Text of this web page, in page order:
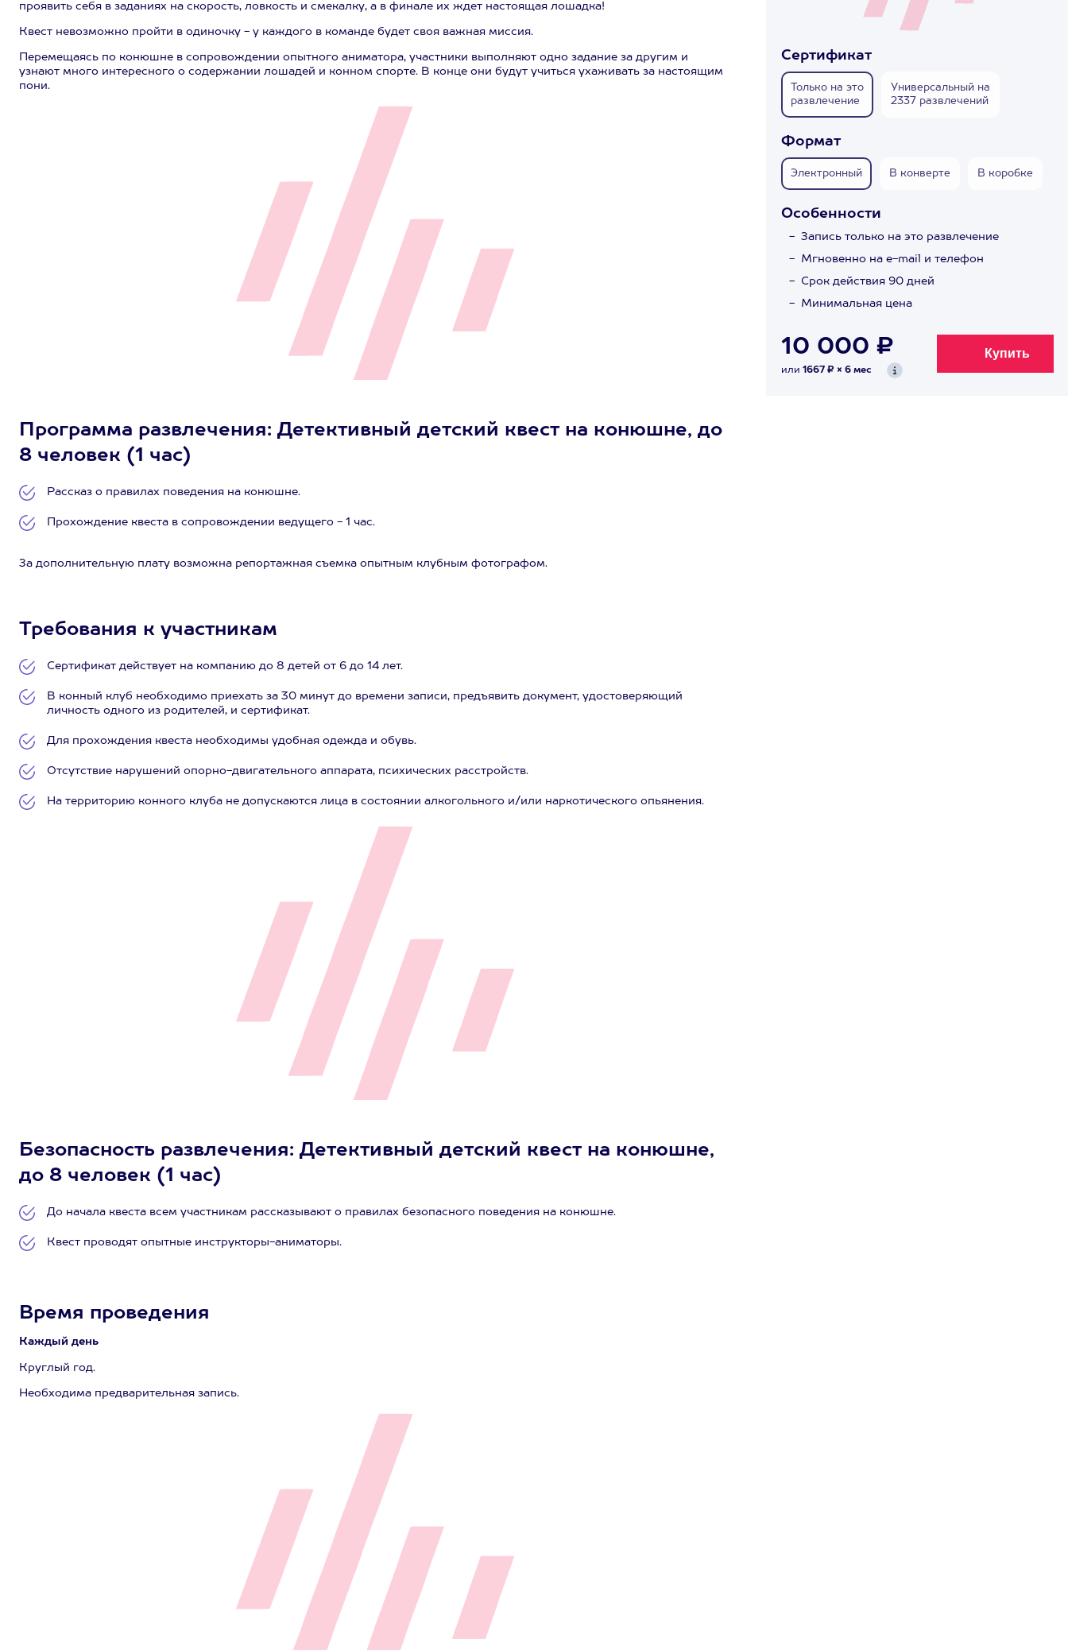
проявить себя в заданиях на скорость, ловкость и смекалку, а в финале их ждет настоящая лошадка!
Квест невозможно пройти в одиночку - у каждого в команде будет своя важная миссия.
Перемещаясь по конюшне в сопровождении опытного аниматора, участники выполняют одно задание за другим и
узнают много интересного о содержании лошадей и конном спорте. В конце они будут учиться ухаживать за настоящим
пони.
Программа развлечения: Детективный детский квест на конюшне, до
8 человек (1 час)
Рассказ о правилах поведения на конюшне.
Прохождение квеста в сопровождении ведущего - 1 час.
За дополнительную плату возможна репортажная съемка опытным клубным фотографом.
Требования к участникам
Сертификат действует на компанию до 8 детей от 6 до 14 лет.
В конный клуб необходимо приехать за 30 минут до времени записи, предъявить документ, удостоверяющий
личность одного из родителей, и сертификат.
Для прохождения квеста необходимы удобная одежда и обувь.
Отсутствие нарушений опорно-двигательного аппарата, психических расстройств.
На территорию конного клуба не допускаются лица в состоянии алкогольного и/или наркотического опьянения.
Безопасность развлечения: Детективный детский квест на конюшне,
до 8 человек (1 час)
До начала квеста всем участникам рассказывают о правилах безопасного поведения на конюшне.
Квест проводят опытные инструкторы-аниматоры.
Время проведения
Каждый день
Круглый год.
Необходима предварительная запись.
Сертификат
Только на это
развлечение
Универсальный на
2337 развлечений
Формат
Электронный В конверте В коробке
Особенности
Запись только на это развлечение
Мгновенно на e-mail и телефон
Срок действия 90 дней
Минимальная цена
10 000 ₽
или 1667 ₽ × 6 мес